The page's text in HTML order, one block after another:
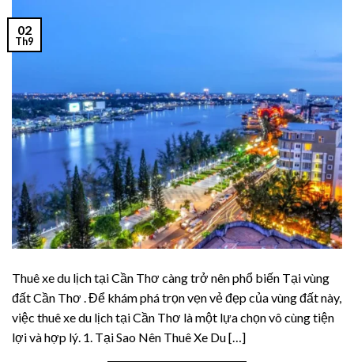
giriş
giriş
giriş
giriş
02
Th9
Thuê xe du lịch tại Cần Thơ càng trở nên phổ biến Tại vùng
đất Cần Thơ . Để khám phá trọn vẹn vẻ đẹp của vùng đất này,
việc thuê xe du lịch tại Cần Thơ là một lựa chọn vô cùng tiện
lợi và hợp lý. 1. Tại Sao Nên Thuê Xe Du […]